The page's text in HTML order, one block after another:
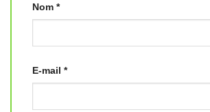
Nom *
E-mail *